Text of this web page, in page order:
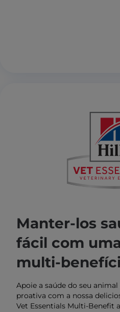
Manter-los
fácil com
multi-
Apoie a saúde do seu
proativa com a nossa
Vet Essentials Multi-Benefit